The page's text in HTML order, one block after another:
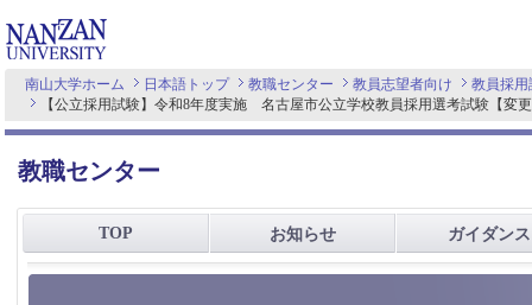
南山大学ホーム 日本語トップ 教職センター 教員志望者向け
教員採用
【公立採用試験】令和8年度実施 名古屋市公立学校教員採用選考試験【変
教職センター
TOP お知らせ ガイダンス